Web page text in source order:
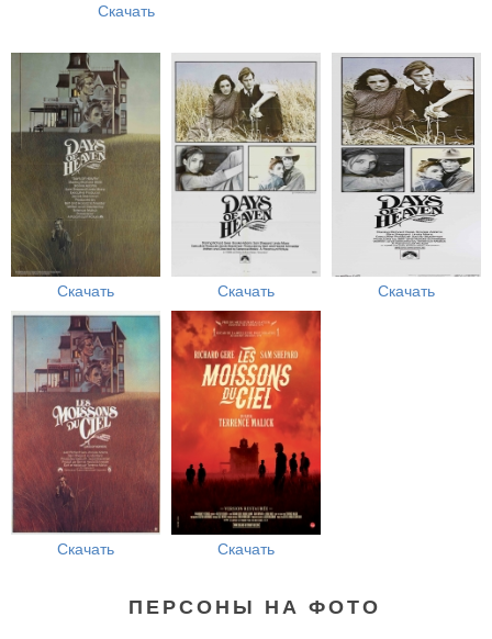
Скачать
Скачать Скачать Скачать
Скачать Скачать
ПЕРСОНЫ НА ФОТО